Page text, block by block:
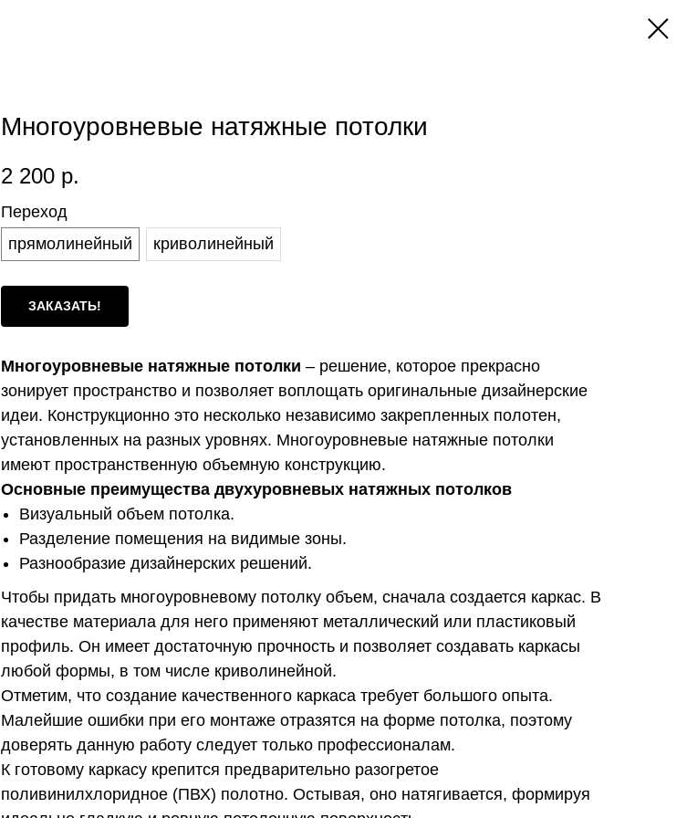
Многоуровневые натяжные потолки
2 200 р.
Переход
прямолинейный
криволинейный
ЗАКАЗАТЬ!
Многоуровневые натяжные потолки – решение, которое прекрасно
зонирует пространство и позволяет воплощать оригинальные дизайнерские
идеи. Конструкционно это несколько независимо закрепленных полотен,
установленных на разных уровнях. Многоуровневые натяжные потолки
имеют пространственную объемную конструкцию.
Основные преимущества двухуровневых натяжных потолков
Визуальный объем потолка.
Разделение помещения на видимые зоны.
Разнообразие дизайнерских решений.
Чтобы придать многоуровневому потолку объем, сначала создается каркас. В
качестве материала для него применяют металлический или пластиковый
профиль. Он имеет достаточную прочность и позволяет создавать каркасы
любой формы, в том числе криволинейной.
Отметим, что создание качественного каркаса требует большого опыта.
Малейшие ошибки при его монтаже отразятся на форме потолка, поэтому
доверять данную работу следует только профессионалам.
К готовому каркасу крепится предварительно разогретое
поливинилхлоридное (ПВХ) полотно. Остывая, оно натягивается, формируя